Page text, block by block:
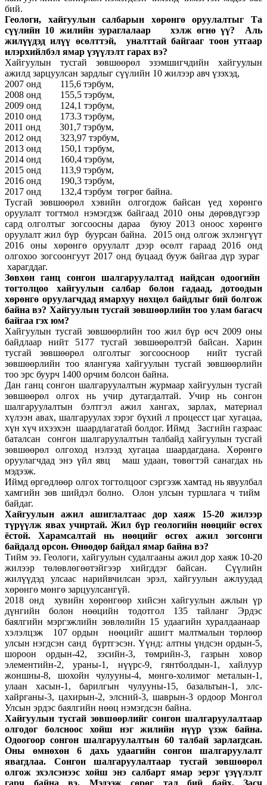
бий.
Геологи, хайгуулын салбарын хөрөнгө оруулалтыг Та
сүүлийн 10 жилийн зураглалаар хэлж өгнө үү? Аль
жилүүдэд илүү өсөлттэй, уналттай байгааг тоон утгаар
илэрхийлбэл ямар үзүүлэлт гарах вэ?
Хайгуулын тусгай зөвшөөрөл эзэмшигчдийн хайгуулын
ажилд зарцуулсан зардлыг сүүлийн 10 жилээр авч үзэхэд,
2007 онд 115,6 тэрбум,
2008 онд 155,5 тэрбум,
2009 онд 124,1 тэрбум,
2010 онд 173.3 тэрбум,
2011 онд 301,7 тэрбум,
2012 онд 323,97 тэрбум,
2013 онд 150,1 тэрбум,
2014 онд 160,4 тэрбум,
2015 онд 113,9 тэрбум,
2016 онд 190,3 тэрбум,
2017 онд 132,4 тэрбум төгрөг байна.
Тусгай зөвшөөрөл хэвийн олгогдож байсан үед хөрөнгө
оруулалт тогтмол нэмэгдэж байгаад 2010 оны дөрөвдүгээр
сард олголтыг зогсоосны дараа буюу 2013 оноос хөрөнгө
оруулалт жил бүр буурсан байна. 2015 онд олгож эхлэнгүүт
2016 оны хөрөнгө оруулалт дээр өсөлт гараад 2016 онд
олгохоо зогсоонгуут 2017 онд буцаад бууж байгаа дүр зураг
харагддаг.
Зөвхөн ганц сонгон шалгаруулалтад найдсан одоогийн
тогтолцоо хайгуулын салбар болон гадаад, дотоодын
хөрөнгө оруулагчдад ямархуу нөхцөл байдлыг бий болгож
байна вэ? Хайгуулын тусгай зөвшөөрлийн тоо улам багасч
байгаа гэх юм?
Хайгуулын тусгай зөвшөөрлийн тоо жил бүр өсч 2009 оны
байдлаар нийт 5177 тусгай зөвшөөрөлтэй байсан. Харин
тусгай зөвшөөрөл олголтыг зогсоосноор нийт тусгай
зөвшөөрлийн тоо ялангуяа хайгуулын тусгай зөвшөөрлийн
тоо эрс буурч 1400 орчим болсон байна.
Дан ганц сонгон шалгаруулалтын журмаар хайгуулын тусгай
зөвшөөрөл олгох нь учир дутагдалтай. Учир нь сонгон
шалгаруулалтын бэлтгэл ажил хангах, зарлах, материал
хүлээн авах, шалгаруулах зэрэг бүхий л процесст цаг хугацаа,
хүн хүч ихээхэн шаардлагатай болдог. Иймд Засгийн газраас
баталсан сонгон шалгаруулалтын талбайд хайгуулын тусгай
зөвшөөрөл олгоход нэлээд хугацаа шаардагдана. Хөрөнгө
оруулагчдад энэ үйл явц маш удаан, төвөгтэй санагдах нь
мэдээж.
Иймд өргөдлөөр олгох тогтолцоог сэргээж хамтад нь явуулбал
хамгийн зөв шийдэл болно. Олон улсын туршлага ч тийм
байдаг.
Хайгуулын ажил ашиглалтаас дор хаяж 15-20 жилээр
түрүүлж явах учиртай. Жил бүр геологийн нөөцийг өсгөх
ёстой. Харамсалтай нь нөөцийг өсгөх ажил зогсонги
байдалд орсон. Өнөөдөр байдал ямар байна вэ?
Тийм ээ. Геологи, хайгуулын судалгааны ажил дор хаяж 10-20
жилээр төлөвлөгөөтэйгээр хийгддэг байсан. Сүүлийн
жилүүдэд улсаас нарийвчилсан эрэл, хайгуулын ажлуудад
хөрөнгө мөнгө зарцуулсангүй.
2018 онд хувийн хөрөнгөөр хийсэн хайгуулын ажлын үр
дүнгийн болон нөөцийн тодотгол 135 тайланг Эрдэс
баялгийн мэргэжлийн зөвлөлийн 15 удаагийн хуралдаанаар
хэлэлцэж 107 ордын нөөцийг ашигт малтмалын төрлөөр
улсын нэгдсэн санд бүртгэсэн. Үүнд: алтны үндсэн ордын-5,
шороон ордын-42, зэсийн-3, төмрийн-3, газрын ховор
элементийн-2, ураны-1, нүүрс-9, гянтболдын-1, хайлуур
жоншны-8, шохойн чулууны-4, мөнгө-холимог металын-1,
улаан хасын-1, барилгын чулууны-15, базальтын-1, элс-
хайрганы-3, цахирын-2, элсний-3, шаврын-3 ордоор Монгол
Улсын эрдэс баялгийн нөөц нэмэгдсэн байна.
Хайгуулын тусгай зөвшөөрлийг сонгон шалгаруулалтаар
олгодог болсноос хойш нэг жилийн нүүр үзэж байна.
Одоогоор сонгон шалгаруулалтын 60 талбай зарлагдсан.
Оны өмнөхөн 6 дахь удаагийн сонгон шалгаруулалт
явагдлаа. Сонгон шалгаруулалтаар тусгай зөвшөөрөл
олгож эхэлсэнээс хойш энэ салбарт ямар эерэг үзүүлэлт